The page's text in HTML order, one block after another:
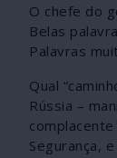
O chefe do
Belas
Palavras
Qual
Rússia –
Segurança,